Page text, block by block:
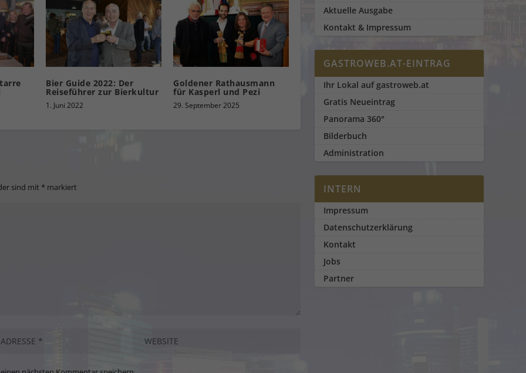
Bier Guide 2022: Der
Reiseführer zur Bierkultur
1. Juni 2022
Goldener Rathausmann
für Kasperl und Pezi
29. September 2025
sind mit * markiert
Aktuelle Ausgabe
Kontakt & Impressum
GASTROWEB.AT-EINTRAG
Ihr Lokal auf gastroweb.at
Gratis Neueintrag
Panorama 360°
Bilderbuch
Administration
INTERN
Impressum
Datenschutzerklärung
Kontakt
Jobs
Partner